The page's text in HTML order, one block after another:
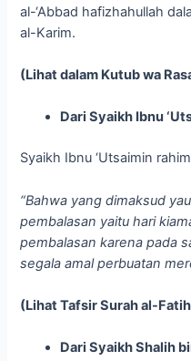
al-‘Abbad hafizhahullah
al-Karim.
(Lihat dalam Kutub wa
Dari Syaikh Ibnu
Syaikh Ibnu ‘Utsaimin
“Bahwa yang dimaksud
pembalasan yaitu hari
pembalasan karena pada
segala amal perbuatan
(Lihat Tafsir Surah al-
Dari Syaikh Shalih